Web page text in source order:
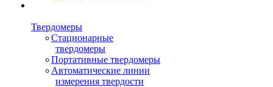
Твердомеры
Стационарные
твердомеры
Портативные твердомеры
Автоматические линии
измерения твердости